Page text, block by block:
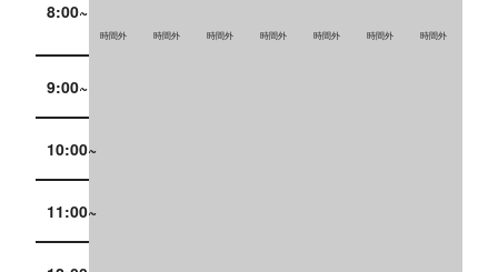
8:00~
時間外 時間外 時間外 時間外 時間外 時間外 時間外
9:00~
10:00~
11:00~